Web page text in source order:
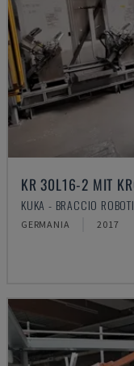
KR 30L16-2 MIT
KUKA - BRACCIO
GERMANIA 2017